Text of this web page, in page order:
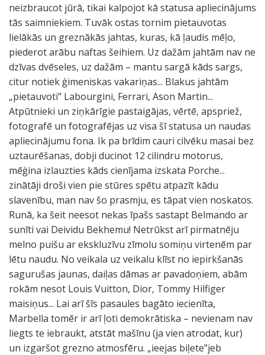
neizbraucot jūrā, tikai kalpojot kā statusa apliecinājums
tās saimniekiem. Tuvāk ostas tornim pietauvotas
lielākās un greznākās jahtas, kuras, kā ļaudis mēļo,
piederot arābu naftas šeihiem. Uz dažām jahtām nav ne
dzīvas dvēseles, uz dažām – mantu sargā kāds sargs,
citur notiek ģimeniskas vakariņas... Blakus jahtām
„pietauvoti” Labourgini, Ferrari, Ason Martin...
Atpūtnieki un ziņkārīgie pastaigājas, vērtē, apspriež,
fotografē un fotografējas uz visa šī statusa un naudas
apliecinājumu fona. Ik pa brīdim cauri cilvēku masai bez
uztaurēšanas, dobji ducinot 12 cilindru motorus,
mēģina izlauzties kāds cienījama izskata Porche...
zinātāji droši vien pie stūres spētu atpazīt kādu
slavenību, man nav šo prasmju, es tāpat vien noskatos.
Runā, ka šeit neesot nekas īpašs sastapt Belmando ar
sunīti vai Deividu Bekhemu! Netrūkst arī pirmatnēju
melno puišu ar ekskluzīvu zīmolu somiņu virtenēm par
lētu naudu. No veikala uz veikalu klīst no iepirkšanās
sagurušas jaunas, daiļas dāmas ar pavadoņiem, abām
rokām nesot Louis Vuitton, Dior, Tommy Hilfiger
maisiņus... Lai arī šīs pasaules bagāto iecienīta,
Marbella tomēr ir arī ļoti demokrātiska – nevienam nav
liegts te iebraukt, atstāt mašīnu (ja vien atrodat, kur)
un izgaršot grezno atmosfēru. „ieejas biļete”jeb